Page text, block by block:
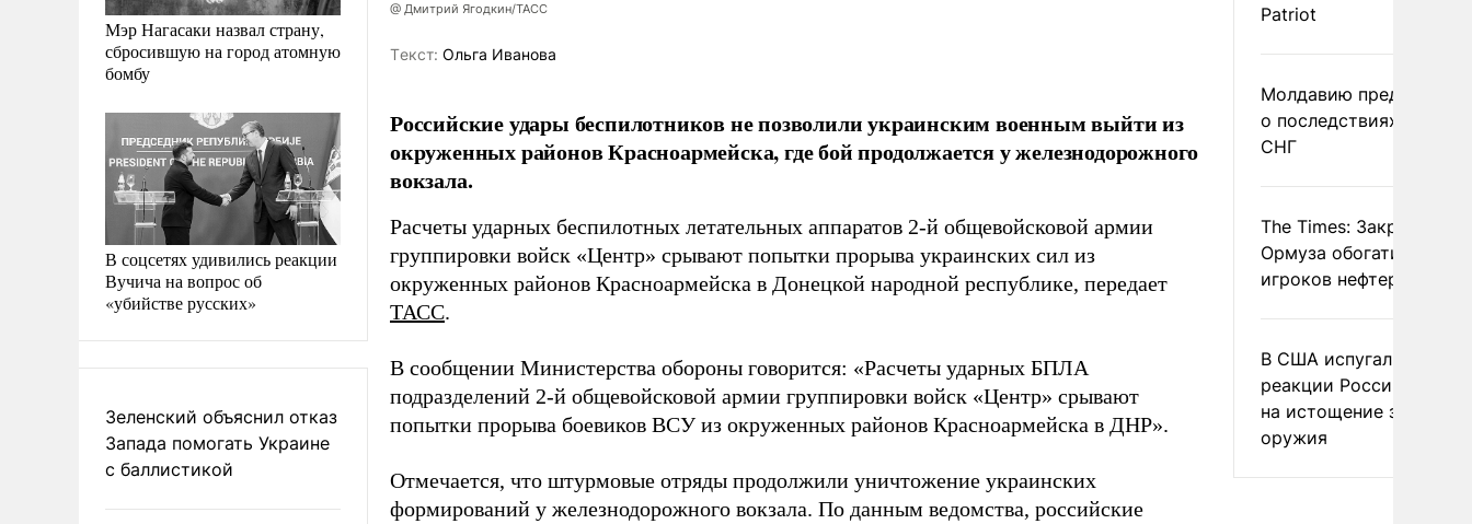
Мэр Нагасаки назвал страну,
сбросившую на город атомную
бомбу
В соцсетях удивились реакции
Вучича на вопрос об
«убийстве русских»
Зеленский объяснил отказ
Запада помогать Украине
с баллистикой
@ Дмитрий Ягодкин/ТАСС
Tекст: Ольга Иванова
Российские удары беспилотников не позволили украинским военным выйти из
окруженных районов Красноармейска, где бой продолжается у железнодорожного
вокзала.
Расчеты ударных беспилотных летательных аппаратов 2-й общевойсковой армии
группировки войск «Центр» срывают попытки прорыва украинских сил из
окруженных районов Красноармейска в Донецкой народной республике, передает
ТАСС.
В сообщении Министерства обороны говорится: «Расчеты ударных БПЛА
подразделений 2-й общевойсковой армии группировки войск «Центр» срывают
попытки прорыва боевиков ВСУ из окруженных районов Красноармейска в ДНР».
Отмечается, что штурмовые отряды продолжили уничтожение украинских
формирований у железнодорожного вокзала. По данным ведомства, российские
Patriot
Молдавию
о последствиях выхода
СНГ
The Times: Закрытие
Ормуза обогатило
игроков нефтерынка
В США испугались
реакции России и
на истощение запасов
оружия